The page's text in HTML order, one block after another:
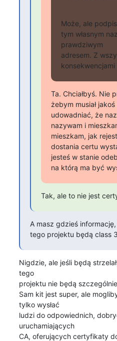
Może, ale
tym własnym
prawdziwym
adresem. Z
konsekwencjami
Ta. Chciałbyś. Nie
żebym musiał
udowadniać, że
nazywam i
mieszkam, jak
dostania certu
jesteś w stanie
na którą ma być
Tak, ale to nie jest
A masz gdzieś
tego projektu będą class
Nigdzie, ale jeśli będą
tego
projektu nie będą szczególnie
Sam kit jest super, ale
tylko wysłać
ludzi do odpowiednich,
uruchamiających
CA, oferujących certyfikaty